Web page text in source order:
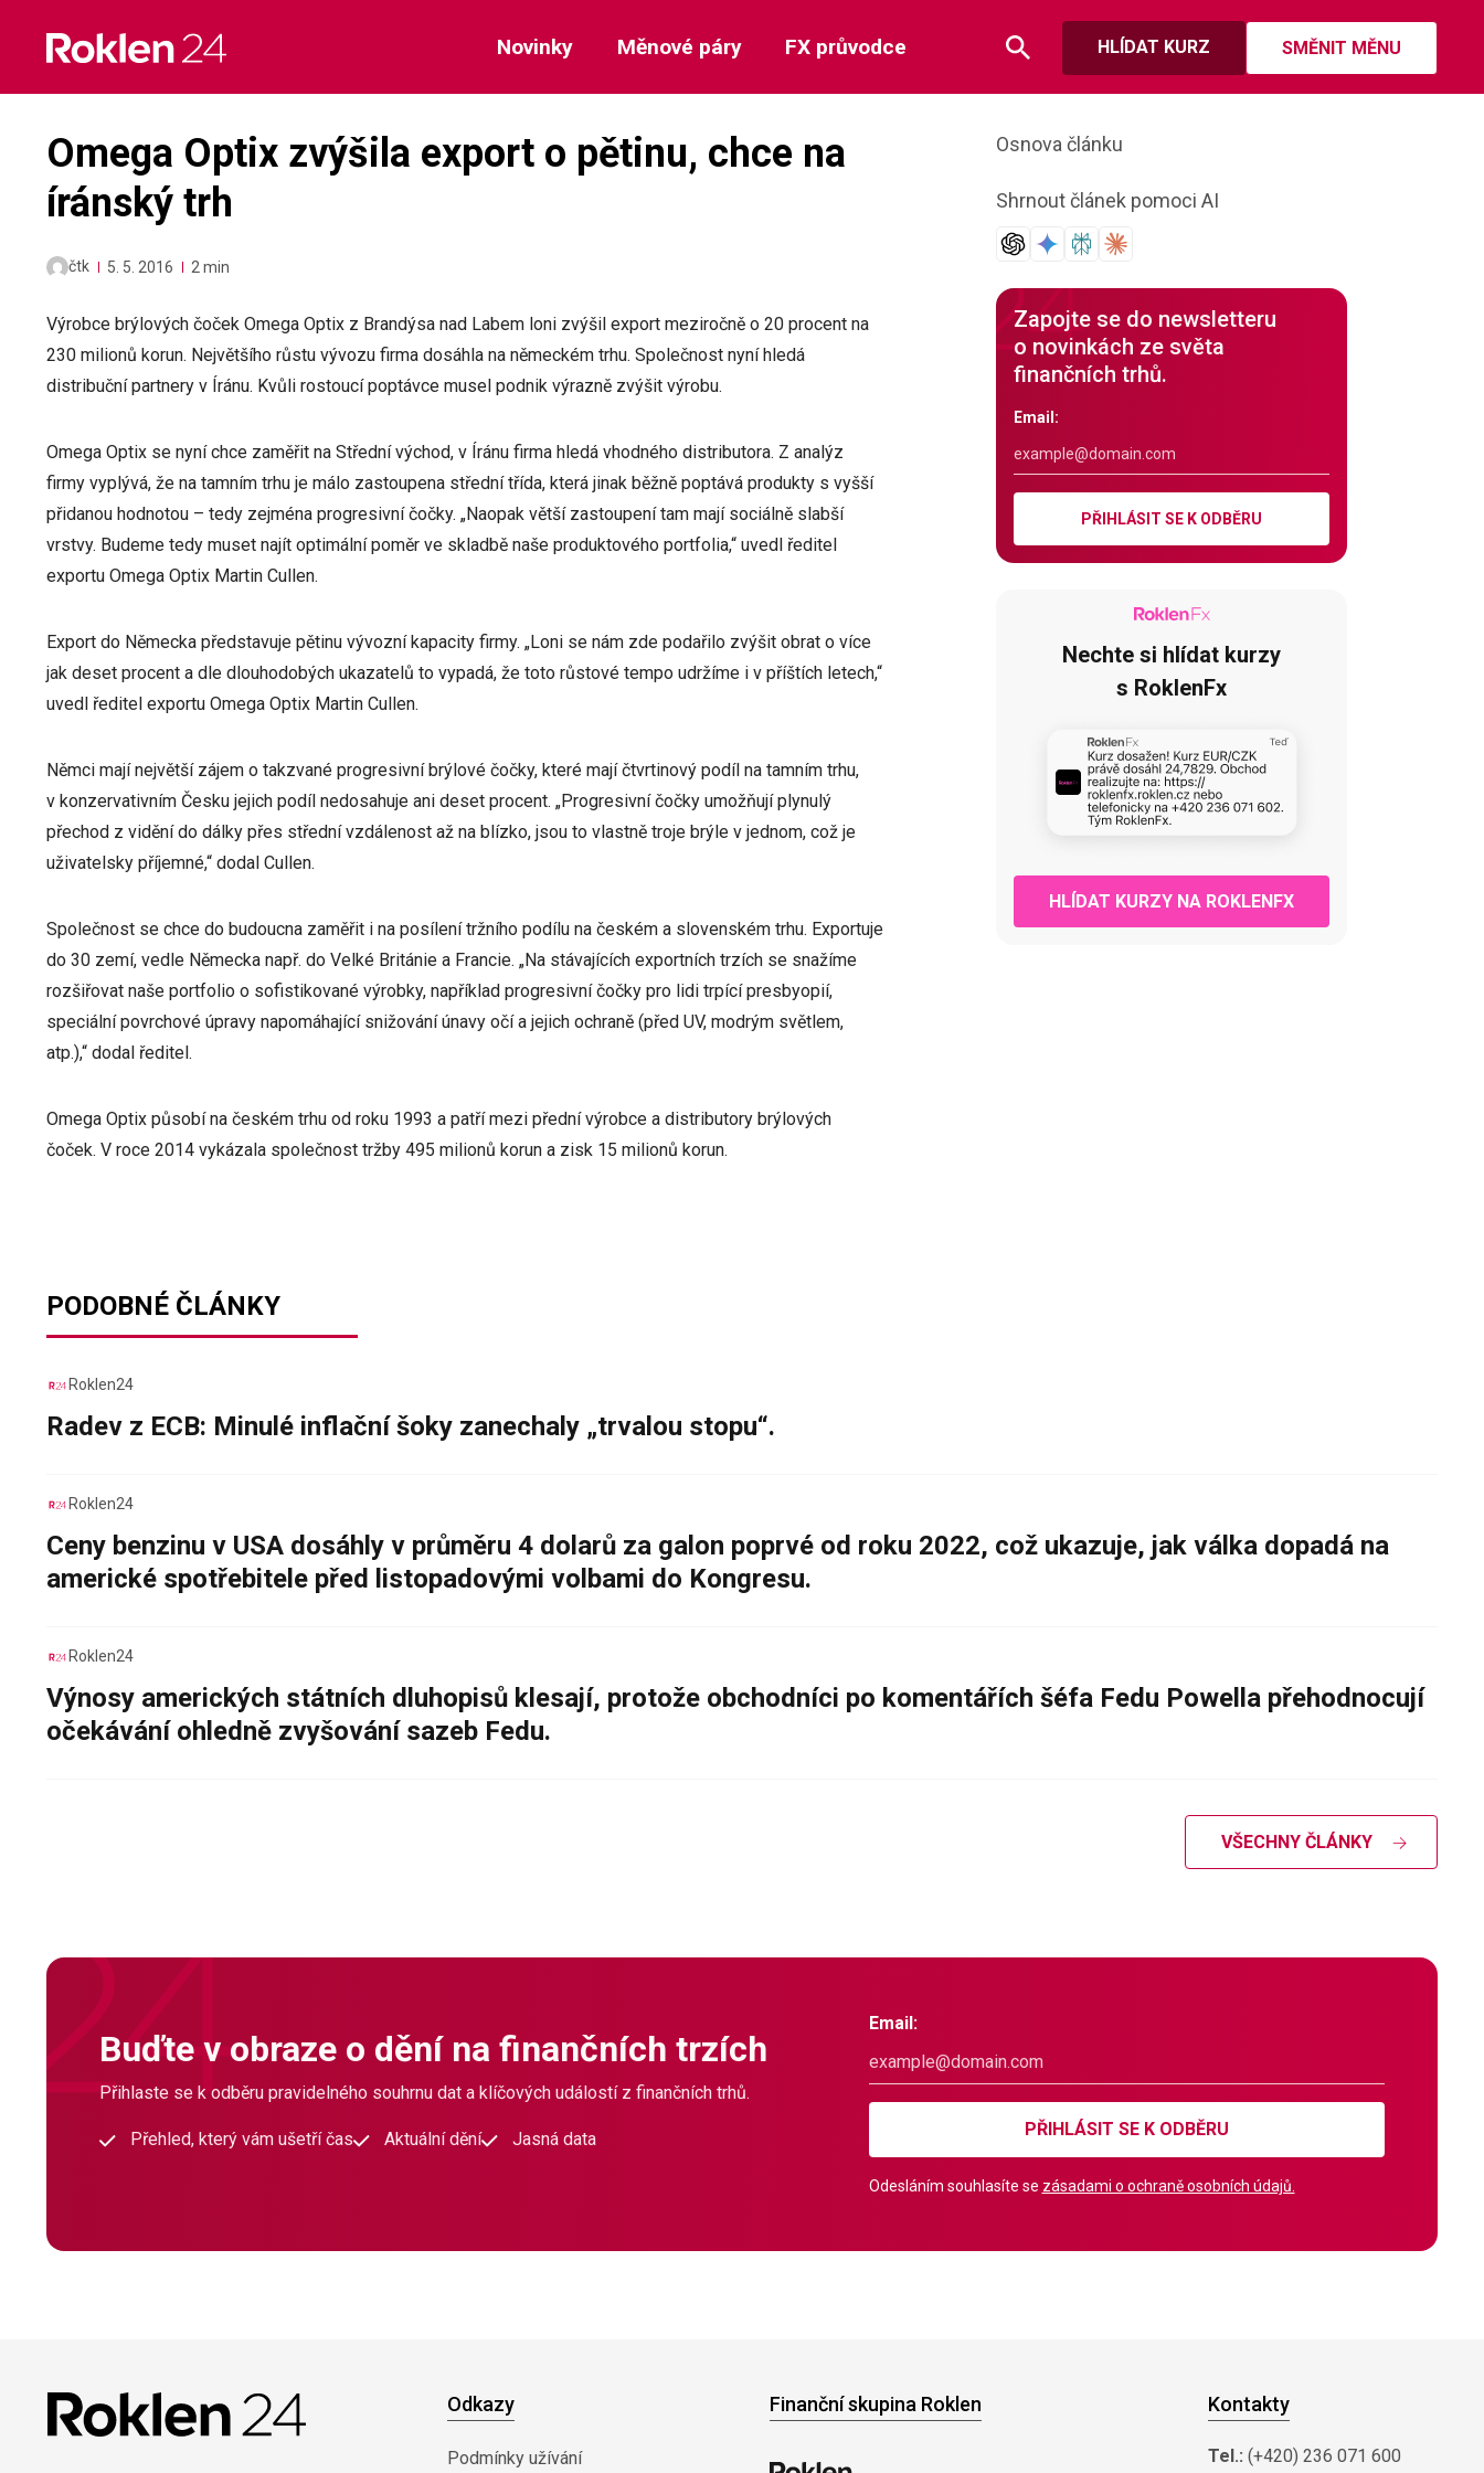
content
HLÍDAT KURZ SMĚNIT MĚNU
Novinky Měnové páry FX průvodce
Omega Optix zvýšila export o pětinu, chce na
íránský trh
čtk 5. 5. 2016 2 min
Výrobce brýlových čoček Omega Optix z Brandýsa nad Labem loni zvýšil export meziročně o 20 procent na
230 milionů korun. Největšího růstu vývozu firma dosáhla na německém trhu. Společnost nyní hledá
distribuční partnery v Íránu. Kvůli rostoucí poptávce musel podnik výrazně zvýšit výrobu.
Omega Optix se nyní chce zaměřit na Střední východ, v Íránu firma hledá vhodného distributora. Z analýz
firmy vyplývá, že na tamním trhu je málo zastoupena střední třída, která jinak běžně poptává produkty s vyšší
přidanou hodnotou – tedy zejména progresivní čočky. „Naopak větší zastoupení tam mají sociálně slabší
vrstvy. Budeme tedy muset najít optimální poměr ve skladbě naše produktového portfolia,“ uvedl ředitel
exportu Omega Optix Martin Cullen.
Export do Německa představuje pětinu vývozní kapacity firmy. „Loni se nám zde podařilo zvýšit obrat o více
jak deset procent a dle dlouhodobých ukazatelů to vypadá, že toto růstové tempo udržíme i v příštích letech,“
uvedl ředitel exportu Omega Optix Martin Cullen.
Němci mají největší zájem o takzvané progresivní brýlové čočky, které mají čtvrtinový podíl na tamním trhu,
v konzervativním Česku jejich podíl nedosahuje ani deset procent. „Progresivní čočky umožňují plynulý
přechod z vidění do dálky přes střední vzdálenost až na blízko, jsou to vlastně troje brýle v jednom, což je
uživatelsky příjemné,“ dodal Cullen.
Společnost se chce do budoucna zaměřit i na posílení tržního podílu na českém a slovenském trhu. Exportuje
do 30 zemí, vedle Německa např. do Velké Británie a Francie. „Na stávajících exportních trzích se snažíme
rozšiřovat naše portfolio o sofistikované výrobky, například progresivní čočky pro lidi trpící presbyopií,
speciální povrchové úpravy napomáhající snižování únavy očí a jejich ochraně (před UV, modrým světlem,
atp.),“ dodal ředitel.
Omega Optix působí na českém trhu od roku 1993 a patří mezi přední výrobce a distributory brýlových
čoček. V roce 2014 vykázala společnost tržby 495 milionů korun a zisk 15 milionů korun.
Osnova článku
Shrnout článek pomoci AI
Zapojte se do newsletteru
o novinkách ze světa
finančních trhů.
Email:
PŘIHLÁSIT SE K ODBĚRU
Nechte si hlídat kurzy
s RoklenFx
HLÍDAT KURZY NA ROKLENFX
PODOBNÉ ČLÁNKY
Roklen24
Radev z ECB: Minulé inflační šoky zanechaly „trvalou stopu“.
Roklen24
Ceny benzinu v USA dosáhly v průměru 4 dolarů za galon poprvé od roku 2022, což ukazuje, jak válka dopadá na
americké spotřebitele před listopadovými volbami do Kongresu.
Roklen24
Výnosy amerických státních dluhopisů klesají, protože obchodníci po komentářích šéfa Fedu Powella přehodnocují
očekávání ohledně zvyšování sazeb Fedu.
VŠECHNY ČLÁNKY
Buďte v obraze o dění na finančních trzích
Přihlaste se k odběru pravidelného souhrnu dat a klíčových událostí z finančních trhů.
Přehled, který vám ušetří čas Aktuální dění Jasná data
Email:
PŘIHLÁSIT SE K ODBĚRU
Odesláním souhlasíte se zásadami o ochraně osobních údajů.
Odkazy
Podmínky užívání
Finanční skupina Roklen Kontakty
Tel.: (+420) 236 071 600